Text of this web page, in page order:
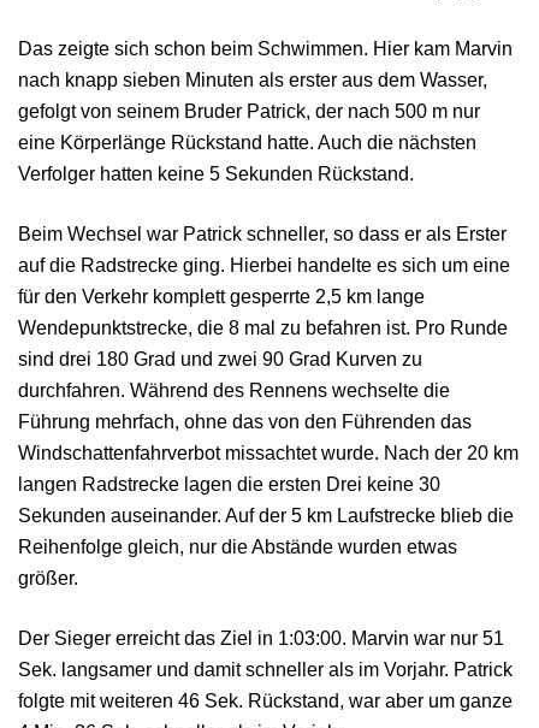
Das zeigte sich schon beim Schwimmen. Hier kam Marvin
nach knapp sieben Minuten als erster aus dem Wasser,
gefolgt von seinem Bruder Patrick, der nach 500 m nur
eine Körperlänge Rückstand hatte. Auch die nächsten
Verfolger hatten keine 5 Sekunden Rückstand.
Beim Wechsel war Patrick schneller, so dass er als Erster
auf die Radstrecke ging. Hierbei handelte es sich um eine
für den Verkehr komplett gesperrte 2,5 km lange
Wendepunktstrecke, die 8 mal zu befahren ist. Pro Runde
sind drei 180 Grad und zwei 90 Grad Kurven zu
durchfahren. Während des Rennens wechselte die
Führung mehrfach, ohne das von den Führenden das
Windschattenfahrverbot missachtet wurde. Nach der 20 km
langen Radstrecke lagen die ersten Drei keine 30
Sekunden auseinander. Auf der 5 km Laufstrecke blieb die
Reihenfolge gleich, nur die Abstände wurden etwas
größer.
Der Sieger erreicht das Ziel in 1:03:00. Marvin war nur 51
Sek. langsamer und damit schneller als im Vorjahr. Patrick
folgte mit weiteren 46 Sek. Rückstand, war aber um ganze